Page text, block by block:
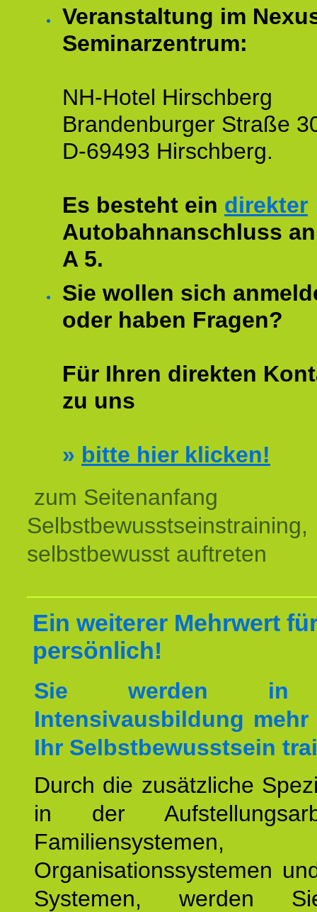
Veranstaltung im
Seminarzentrum:
NH-Hotel Hirschberg
Brandenburger Straße
D-69493 Hirschberg.
Es besteht ein direkter
Autobahnanschluss
A 5.
Sie wollen sich
oder haben Fragen?
Für Ihren direkten
zu uns
» bitte hier klicken!
zum Seitenanfang
Selbstbewusstseinstraining,
selbstbewusst auftreten
Ein weiterer Mehrwert
persönlich!
Sie werden in
Intensivausbildung
Ihr Selbstbewusstsein
Durch die zusätzliche
in der
Familiensystemen,
Organisationssystemen
Systemen, werden